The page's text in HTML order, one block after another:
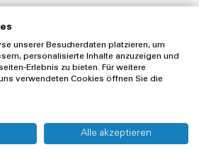
unserer Besucherdaten platzieren, um
personalisierte Inhalte anzuzeigen und
Erlebnis zu bieten. Für weitere
verwendeten Cookies öffnen Sie die
Alle akzeptieren